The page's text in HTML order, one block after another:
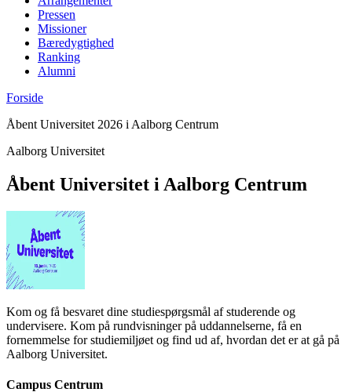
Pressen
Missioner
Bæredygtighed
Ranking
Alumni
Forside
Åbent Universitet 2026 i Aalborg Centrum
Aalborg Universitet
Åbent Universitet i Aalborg Centrum
Kom og få besvaret dine studiespørgsmål af studerende og
undervisere. Kom på rundvisninger på uddannelserne, få en
fornemmelse for studiemiljøet og find ud af, hvordan det er at gå på
Aalborg Universitet.
Campus Centrum